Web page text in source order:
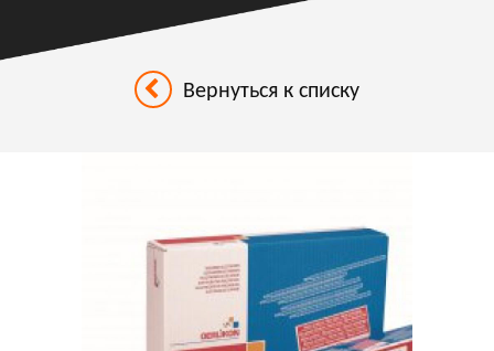
Вернуться к списку